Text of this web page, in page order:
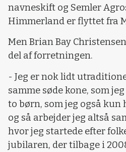
navneskift og Semler
Himmerland er flyttet fra
Men Brian Bay
del af forretningen.
- Jeg er nok lidt
samme søde kone, som
to børn, som jeg også kun
og så arbejder jeg altså
hvor jeg startede efter
jubilaren, der tilbage i